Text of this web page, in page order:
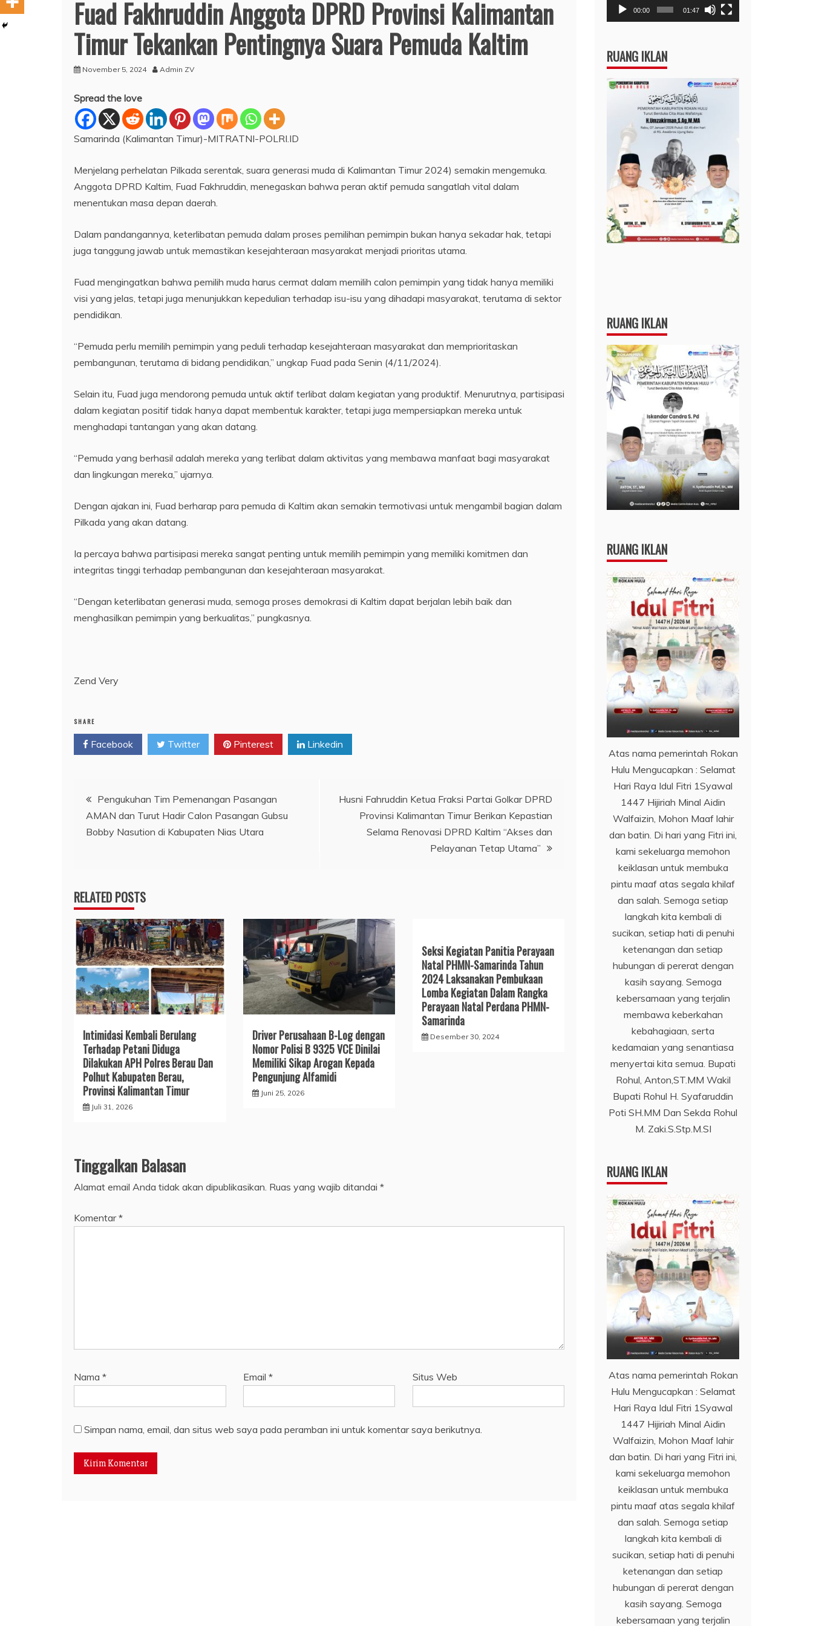
Fuad Fakhruddin Anggota DPRD Provinsi Kalimantan
Timur Tekankan Pentingnya Suara Pemuda Kaltim
November 5, 2024 Admin ZV
Spread the love
Samarinda (Kalimantan Timur)-MITRATNI-POLRI.ID
Menjelang perhelatan Pilkada serentak, suara generasi muda di Kalimantan Timur 2024) semakin mengemuka.
Anggota DPRD Kaltim, Fuad Fakhruddin, menegaskan bahwa peran aktif pemuda sangatlah vital dalam
menentukan masa depan daerah.
Dalam pandangannya, keterlibatan pemuda dalam proses pemilihan pemimpin bukan hanya sekadar hak, tetapi
juga tanggung jawab untuk memastikan kesejahteraan masyarakat menjadi prioritas utama.
Fuad mengingatkan bahwa pemilih muda harus cermat dalam memilih calon pemimpin yang tidak hanya memiliki
visi yang jelas, tetapi juga menunjukkan kepedulian terhadap isu-isu yang dihadapi masyarakat, terutama di sektor
pendidikan.
“Pemuda perlu memilih pemimpin yang peduli terhadap kesejahteraan masyarakat dan memprioritaskan
pembangunan, terutama di bidang pendidikan,” ungkap Fuad pada Senin (4/11/2024).
Selain itu, Fuad juga mendorong pemuda untuk aktif terlibat dalam kegiatan yang produktif. Menurutnya, partisipasi
dalam kegiatan positif tidak hanya dapat membentuk karakter, tetapi juga mempersiapkan mereka untuk
menghadapi tantangan yang akan datang.
“Pemuda yang berhasil adalah mereka yang terlibat dalam aktivitas yang membawa manfaat bagi masyarakat
dan lingkungan mereka,” ujarnya.
Dengan ajakan ini, Fuad berharap para pemuda di Kaltim akan semakin termotivasi untuk mengambil bagian dalam
Pilkada yang akan datang.
Ia percaya bahwa partisipasi mereka sangat penting untuk memilih pemimpin yang memiliki komitmen dan
integritas tinggi terhadap pembangunan dan kesejahteraan masyarakat.
“Dengan keterlibatan generasi muda, semoga proses demokrasi di Kaltim dapat berjalan lebih baik dan
menghasilkan pemimpin yang berkualitas,” pungkasnya.
Zend Very
SHARE
Facebook Twitter Pinterest Linkedin
Navigasi
pos
Pengukuhan Tim Pemenangan Pasangan
AMAN dan Turut Hadir Calon Pasangan Gubsu
Bobby Nasution di Kabupaten Nias Utara
Husni Fahruddin Ketua Fraksi Partai Golkar DPRD
Provinsi Kalimantan Timur Berikan Kepastian
Selama Renovasi DPRD Kaltim “Akses dan
Pelayanan Tetap Utama”
RELATED POSTS
Intimidasi Kembali Berulang
Terhadap Petani Diduga
Dilakukan APH Polres Berau Dan
Polhut Kabupaten Berau,
Provinsi Kalimantan Timur
Juli 31, 2026
Driver Perusahaan B-Log dengan
Nomor Polisi B 9325 VCE Dinilai
Memiliki Sikap Arogan Kepada
Pengunjung Alfamidi
Juni 25, 2026
Seksi Kegiatan Panitia Perayaan
Natal PHMN-Samarinda Tahun
2024 Laksanakan Pembukaan
Lomba Kegiatan Dalam Rangka
Perayaan Natal Perdana PHMN-
Samarinda
Desember 30, 2024
Tinggalkan Balasan
Alamat email Anda tidak akan dipublikasikan. Ruas yang wajib ditandai *
Komentar*
Nama * Email * Situs Web
Simpan nama, email, dan situs web saya pada peramban ini untuk komentar saya berikutnya.
00:00 01:47
RUANG IKLAN
RUANG IKLAN
RUANG IKLAN
Atas nama pemerintah Rokan
Hulu Mengucapkan : Selamat
Hari Raya Idul Fitri 1Syawal
1447 Hijiriah Minal Aidin
Walfaizin, Mohon Maaf lahir
dan batin. Di hari yang Fitri ini,
kami sekeluarga memohon
keiklasan untuk membuka
pintu maaf atas segala khilaf
dan salah. Semoga setiap
langkah kita kembali di
sucikan, setiap hati di penuhi
ketenangan dan setiap
hubungan di pererat dengan
kasih sayang. Semoga
kebersamaan yang terjalin
membawa keberkahan
kebahagiaan, serta
kedamaian yang senantiasa
menyertai kita semua. Bupati
Rohul, Anton,ST.MM Wakil
Bupati Rohul H. Syafaruddin
Poti SH.MM Dan Sekda Rohul
M. Zaki.S.Stp.M.SI
RUANG IKLAN
Atas nama pemerintah Rokan
Hulu Mengucapkan : Selamat
Hari Raya Idul Fitri 1Syawal
1447 Hijiriah Minal Aidin
Walfaizin, Mohon Maaf lahir
dan batin. Di hari yang Fitri ini,
kami sekeluarga memohon
keiklasan untuk membuka
pintu maaf atas segala khilaf
dan salah. Semoga setiap
langkah kita kembali di
sucikan, setiap hati di penuhi
ketenangan dan setiap
hubungan di pererat dengan
kasih sayang. Semoga
kebersamaan yang terjalin